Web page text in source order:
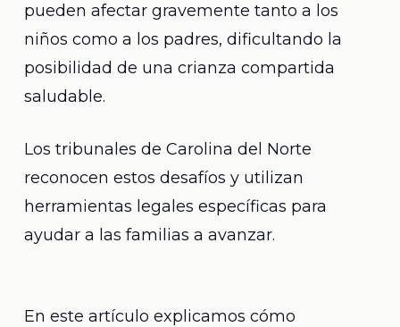
pueden afectar gravemente tanto a los
niños como a los padres, dificultando la
posibilidad de una crianza compartida
saludable.
Los tribunales de Carolina del Norte
reconocen estos desafíos y utilizan
herramientas legales específicas para
ayudar a las familias a avanzar.
En este artículo explicamos cómo